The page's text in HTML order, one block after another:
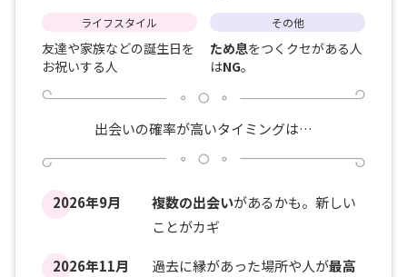
ライフスタイル
友達や家族などの誕生日を
お祝いする人
その他
ため息をつくクセがある人
はNG。
出会いの確率が高いタイミングは…
2026年9月 複数の出会いがあるかも。新しい
ことがカギ
2026年11月 過去に縁があった場所や人が最高